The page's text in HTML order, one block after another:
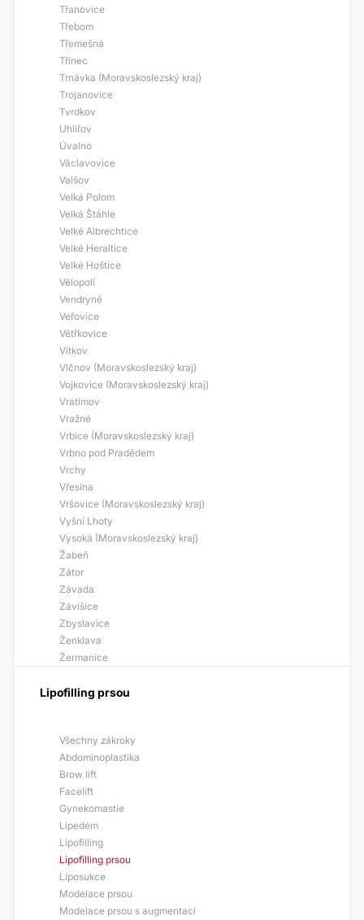
Třanovice
Třebom
Třemešná
Třinec
Trnávka (Moravskoslezský kraj)
Trojanovice
Tvrdkov
Uhlířov
Úvalno
Václavovice
Valšov
Velká Polom
Velká Štáhle
Velké Albrechtice
Velké Heraltice
Velké Hoštice
Vělopolí
Vendryně
Veřovice
Větřkovice
Vítkov
Vlčnov (Moravskoslezský kraj)
Vojkovice (Moravskoslezský kraj)
Vratimov
Vražné
Vrbice (Moravskoslezský kraj)
Vrbno pod Pradědem
Vrchy
Vřesina
Vršovice (Moravskoslezský kraj)
Vyšní Lhoty
Vysoká (Moravskoslezský kraj)
Žabeň
Zátor
Závada
Závišice
Zbyslavice
Ženklava
Žermanice
Lipofilling prsou
Všechny zákroky
Abdominoplastika
Brow lift
Facelift
Gynekomastie
Lipedém
Lipofilling
Lipofilling prsou
Liposukce
Modelace prsou
Modelace prsou s augmentací